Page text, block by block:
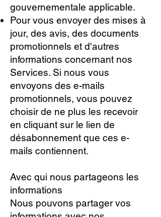
gouvernementale applicable.
Pour vous envoyer des mises à
jour, des avis, des documents
promotionnels et d'autres
informations concernant nos
Services. Si nous vous
envoyons des e-mails
promotionnels, vous pouvez
choisir de ne plus les recevoir
en cliquant sur le lien de
désabonnement que ces e-
mails contiennent.
Avec qui nous partageons les
informations
Nous pouvons partager vos